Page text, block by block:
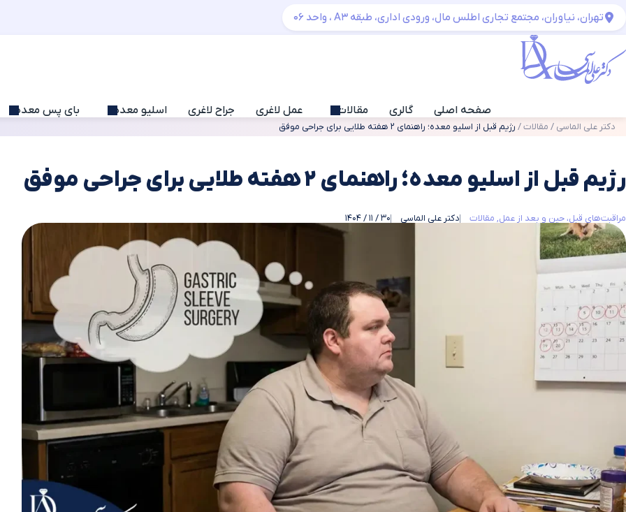
تهران، نیاوران، مجتمع تجاری اطلس مال، ورودی اداری، طبقه A3 ، واحد 06
صفحه اصلی گالری مقالات عمل لاغری جراح لاغری اسلیو معده بای پس معده
دکتر علی الماسی / مقالات/ رژیم قبل از اسلیو معده؛ راهنمای ۲ هفته طلایی برای جراحی موفق
رژیم قبل از اسلیو معده؛ راهنمای ۲ هفته طلایی برای جراحی موفق
مراقبت‌های قبل، حین و بعد از عمل مقالات دکتر علی الماسی 30 / 11 / 1404